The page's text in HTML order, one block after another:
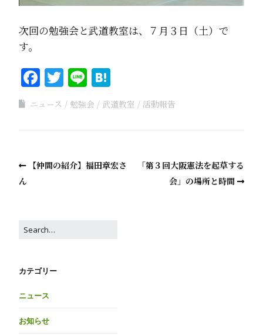
次回の勉強会と武道教室は、７月３日（土）で
す。
Facebook
Twitter
Line
ニュース 勉強会 武道教室 活動報告
【仲間の紹介】福田章宏さ
ん
「第３回大阪憲法を起草する
会」の場所と時間
カテゴリー
ニュース
お知らせ